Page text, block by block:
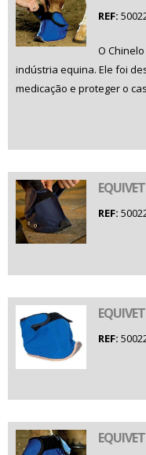
REF:
O
indústria equina. Ele foi
medicação e proteger o
REF:
REF: